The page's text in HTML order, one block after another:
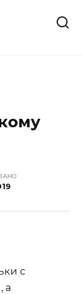
с
а